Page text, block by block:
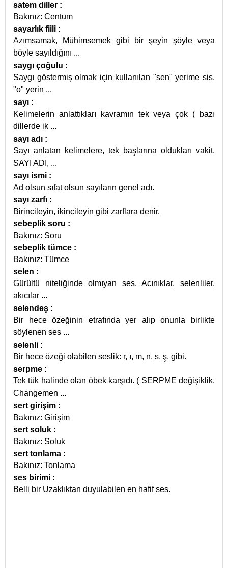
satem diller :
Bakınız: Centum
sayarlık fiili :
Azımsamak, Mühimsemek gibi bir şeyin şöyle veya
böyle sayıldığını ...
saygı çoğulu :
Saygı göstermiş olmak için kullanılan "sen" yerime sis,
"o" yerin ...
sayı :
Kelimelerin anlattıkları kavramın tek veya çok ( bazı
dillerde ik ...
sayı adı :
Sayı anlatan kelimelere, tek başlarına oldukları vakit,
SAYI ADI, ...
sayı ismi :
Ad olsun sıfat olsun sayıların genel adı.
sayı zarfı :
Birincileyin, ikincileyin gibi zarflara denir.
sebeplik soru :
Bakınız: Soru
sebeplik tümce :
Bakınız: Tümce
selen :
Gürültü niteliğinde olmıyan ses. Acınıklar, selenliler,
akıcılar ...
selendeş :
Bir hece özeğinin etrafında yer alıp onunla birlikte
söylenen ses ...
selenli :
Bir hece özeği olabilen seslik: r, ı, m, n, s, ş, gibi.
serpme :
Tek tük halinde olan öbek karşıdı. ( SERPME değişiklik,
Changemen ...
sert girişim :
Bakınız: Girişim
sert soluk :
Bakınız: Soluk
sert tonlama :
Bakınız: Tonlama
ses birimi :
Belli bir Uzaklıktan duyulabilen en hafif ses.